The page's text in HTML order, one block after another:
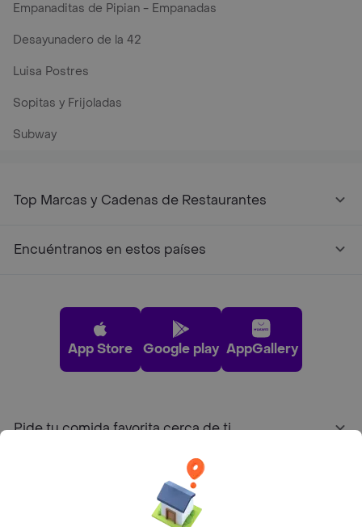
Empanaditas de Pipian - Empanadas
Desayunadero de la 42
Luisa Postres
Sopitas y Frijoladas
Subway
Top Marcas y Cadenas de Restaurantes
Encuéntranos en estos países
App Store Google play AppGallery
Pide tu comida favorita cerca de ti